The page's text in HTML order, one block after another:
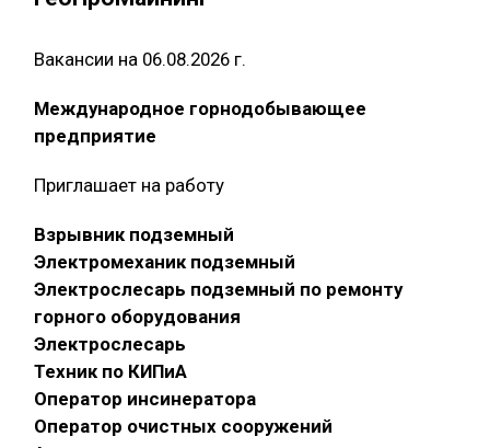
Вакансии на 06.08.2026 г.
Международное горнодобывающее
предприятие
Приглашает на работу
Взрывник подземный
Электромеханик подземный
Электрослесарь подземный по ремонту
горного оборудования
Электрослесарь
Техник по КИПиА
Оператор инсинератора
Оператор очистных сооружений